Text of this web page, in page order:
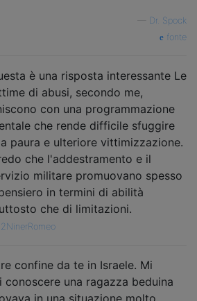
Dr. Spock
fonte
è una risposta interessante Le
di abusi, secondo me,
con una programmazione
che rende difficile sfuggire
paura e ulteriore vittimizzazione.
che l'addestramento e il
militare promuovano spesso
in termini di abilità
che di limitazioni.
2NinerRomeo
confine da te in Israele. Mi
conoscere una ragazza beduina
in una situazione molto